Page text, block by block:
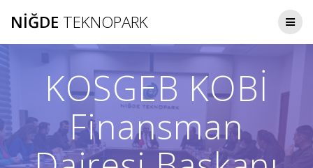
NIĞDE TEKNOPARK
KOSGEB KOBİ
Finansman